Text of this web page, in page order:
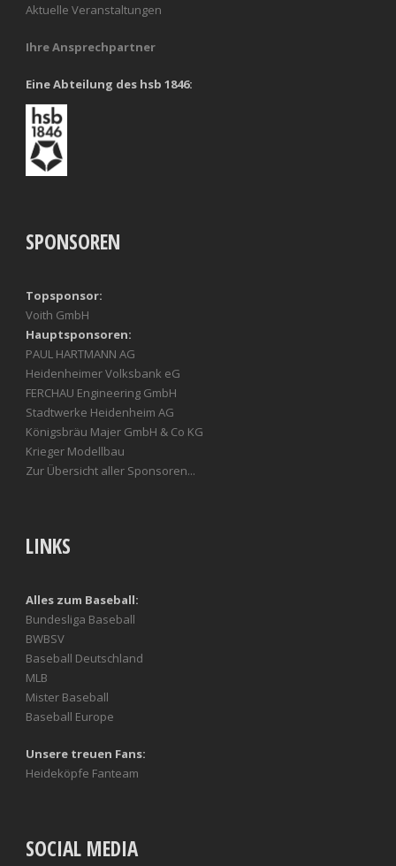
Aktuelle Veranstaltungen
Ihre Ansprechpartner
Eine Abteilung des hsb 1846:
SPONSOREN
Topsponsor:
Voith GmbH
Hauptsponsoren:
PAUL HARTMANN AG
Heidenheimer Volksbank eG
FERCHAU Engineering GmbH
Stadtwerke Heidenheim AG
Königsbräu Majer GmbH & Co KG
Krieger Modellbau
Zur Übersicht aller Sponsoren...
LINKS
Alles zum Baseball:
Bundesliga Baseball
BWBSV
Baseball Deutschland
MLB
Mister Baseball
Baseball Europe
Unsere treuen Fans:
Heideköpfe Fanteam
SOCIAL MEDIA